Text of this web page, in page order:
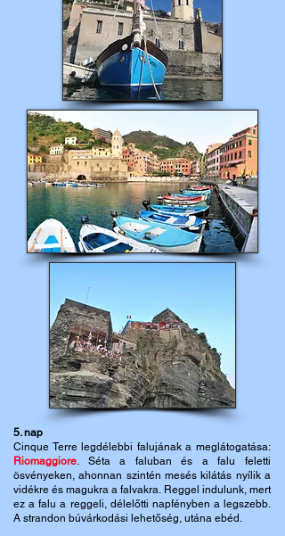
5. nap
Cinque Terre legdélebbi falujának a meglátogatása:
Riomaggiore. Séta a faluban és a falu feletti
ösvényeken, ahonnan szintén mesés kilátás nyílik a
vidékre és magukra a falvakra. Reggel indulunk, mert
ez a falu a reggeli, délelőtti napfényben a legszebb.
A strandon búvárkodási lehetőség, utána ebéd.